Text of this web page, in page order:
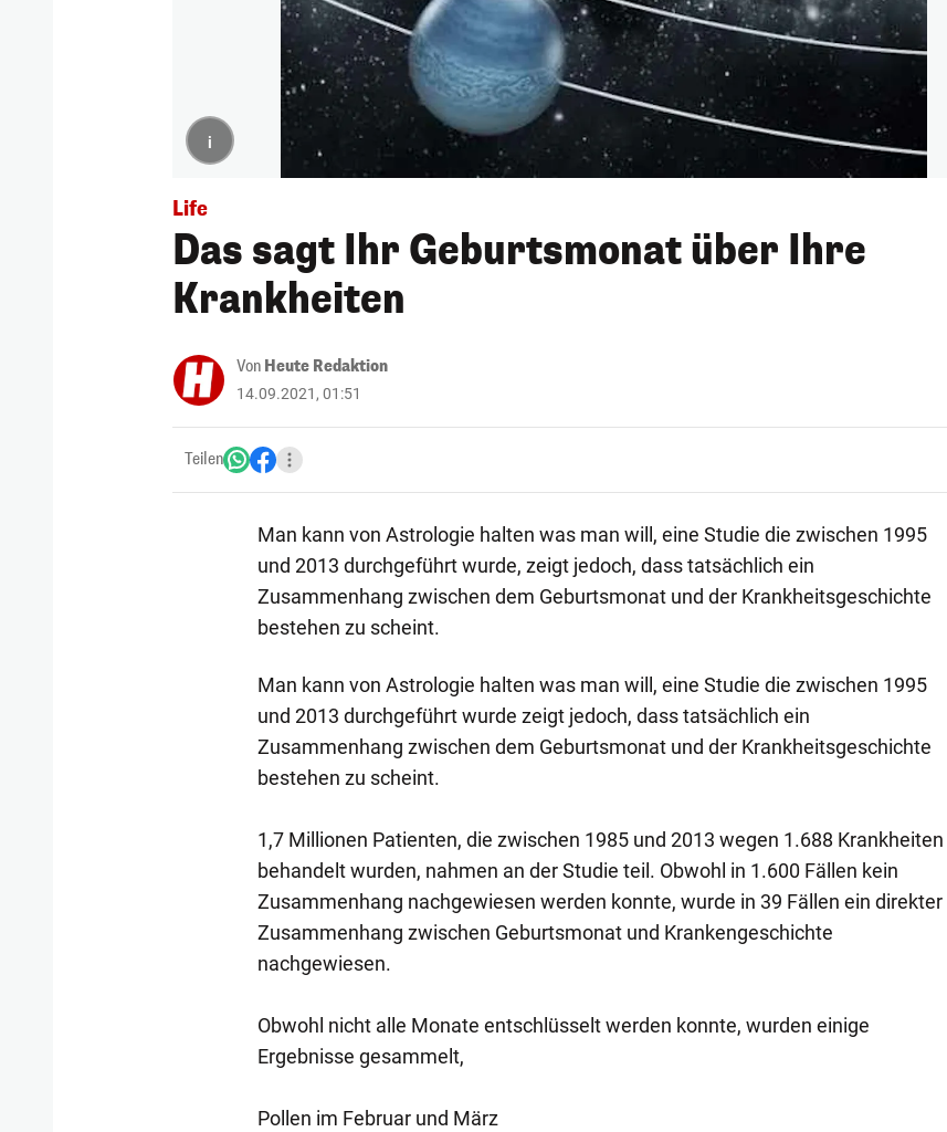
i
Life
Das sagt Ihr Geburtsmonat über Ihre
Krankheiten
Von Heute Redaktion
14.09.2021, 01:51
Teilen
Man kann von Astrologie halten was man will, eine Studie die zwischen 1995
und 2013 durchgeführt wurde, zeigt jedoch, dass tatsächlich ein
Zusammenhang zwischen dem Geburtsmonat und der Krankheitsgeschichte
bestehen zu scheint.
Man kann von Astrologie halten was man will, eine Studie die zwischen 1995
und 2013 durchgeführt wurde zeigt jedoch, dass tatsächlich ein
Zusammenhang zwischen dem Geburtsmonat und der Krankheitsgeschichte
bestehen zu scheint.
1,7 Millionen Patienten, die zwischen 1985 und 2013 wegen 1.688 Krankheiten
behandelt wurden, nahmen an der Studie teil. Obwohl in 1.600 Fällen kein
Zusammenhang nachgewiesen werden konnte, wurde in 39 Fällen ein direkter
Zusammenhang zwischen Geburtsmonat und Krankengeschichte
nachgewiesen.
Obwohl nicht alle Monate entschlüsselt werden konnte, wurden einige
Ergebnisse gesammelt,
Pollen im Februar und März